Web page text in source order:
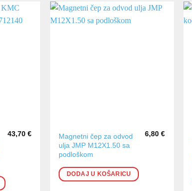
43,70€
Magnetni čep za odvod
ulja JMP M12X1.50 sa
podloškom
6,80€
DODAJ U KOŠARICU